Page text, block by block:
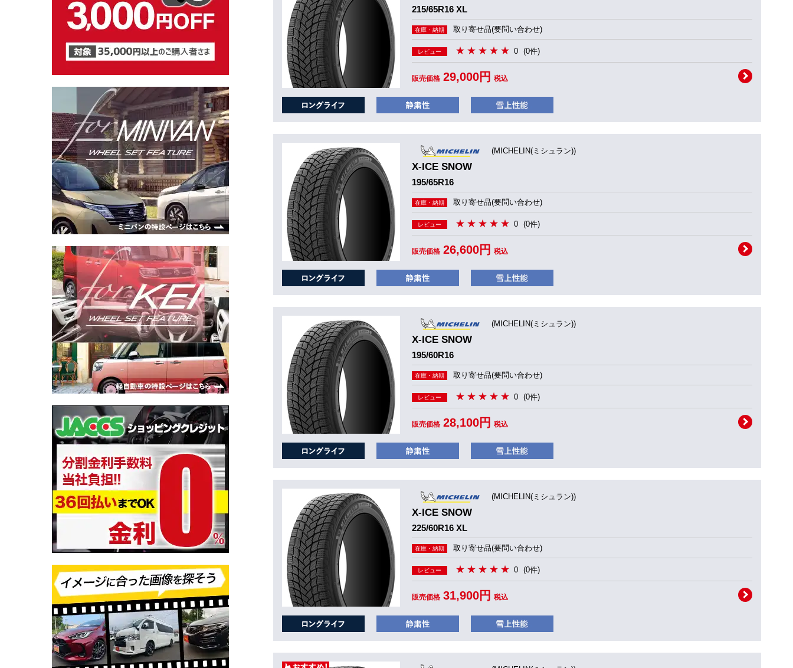
215/65R16 XL
在庫・納期 取り寄せ品(要問い合わせ)
レビュー 0 (0件)
販売価格 29,000円 税込
(MICHELIN(ミシュラン))
X-ICE SNOW
195/65R16
在庫・納期 取り寄せ品(要問い合わせ)
レビュー 0 (0件)
販売価格 26,600円 税込
(MICHELIN(ミシュラン))
X-ICE SNOW
195/60R16
在庫・納期 取り寄せ品(要問い合わせ)
レビュー 0 (0件)
販売価格 28,100円 税込
(MICHELIN(ミシュラン))
X-ICE SNOW
225/60R16 XL
在庫・納期 取り寄せ品(要問い合わせ)
レビュー 0 (0件)
販売価格 31,900円 税込